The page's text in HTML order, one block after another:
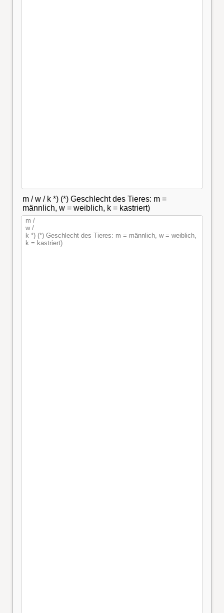
m / w / k *) (*) Geschlecht des Tieres: m =
männlich, w = weiblich, k = kastriert)